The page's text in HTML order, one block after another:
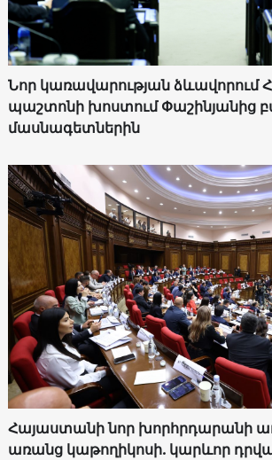
Նոր կառավարության ձևավորում
պաշտոնի խոստում Փաշինյանից
մասնագետներին
Հայաստանի նոր խորհրդարանի
առանց կաթողիկոսի. կարևոր